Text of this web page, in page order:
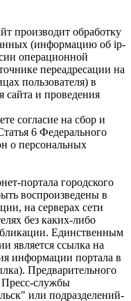
производит обработку
(информацию об ip-
операционной
переадресации на
пользователя) в
и проведения
согласие на сбор и
6 Федерального
о персональных
портала городского
воспроизведены в
на серверах сети
без каких-либо
Единственным
является ссылка на
информации портала в
Предварительного
Пресс-службы
или подразделений-